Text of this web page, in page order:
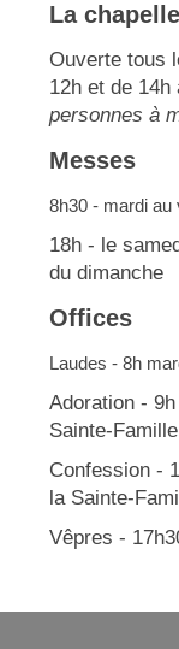
La chapelle
Ouverte tous
12h et de
personnes à
Messes
8h30 - mardi au
18h - le
du dimanche
Offices
Laudes - 8h
Adoration -
Sainte-Famille
Confession -
la Sainte-
Vêpres -